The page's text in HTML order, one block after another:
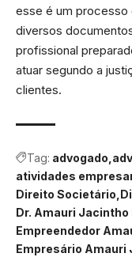
esse é um processo
diversos
profissional
atuar segundo a
clientes.
Tag: advogado
atividades
Direito Societário
Dr. Amauri
Empreendedor
Empresário